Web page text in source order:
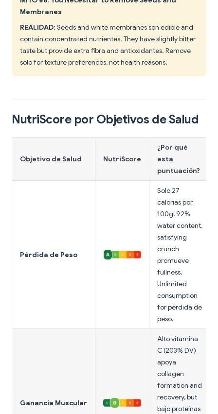
Membranes
REALIDAD: Seeds and white membranes son edible and
contain concentrated nutrientes. They have slightly bitter
taste but provide extra fibra and antioxidantes. Remove
solo for texture preferences, not health reasons.
NutriScore por Objetivos de Salud
Objetivo de Salud NutriScore
¿Por qué
esta
puntuación?
Pérdida de Peso
Solo 27
calorías por
100g, 92%
water content,
satisfying
crunch
promueve
fullness.
Unlimited
consumption
for pérdida de
peso.
Ganancia Muscular
Alto vitamina
C (203% DV)
apoya
collagen
formation and
recovery, but
bajo proteínas